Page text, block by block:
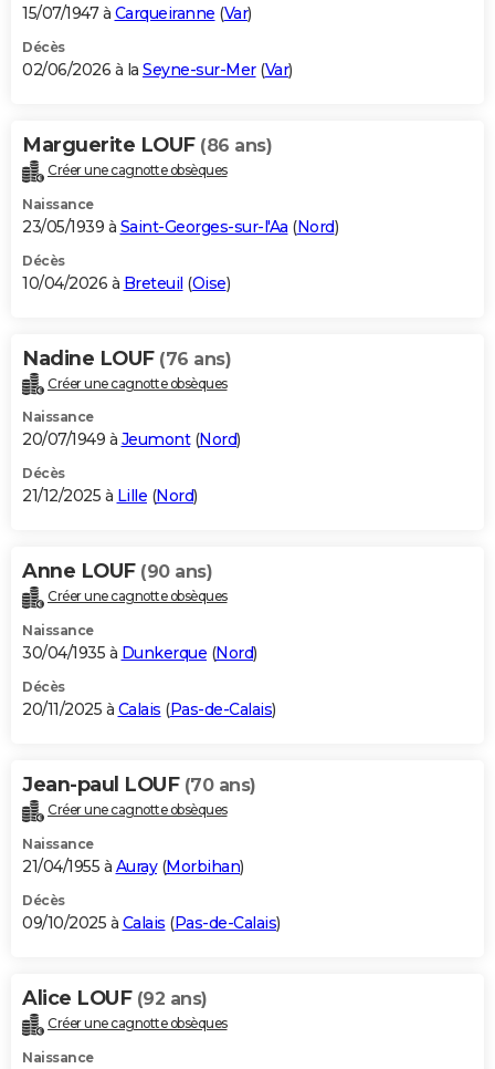
15/07/1947 à Carqueiranne (Var)
Décès
02/06/2026 à la Seyne-sur-Mer(Var)
Marguerite LOUF (86 ans)
Créer une cagnotte obsèques
Naissance
23/05/1939 à Saint-Georges-sur-l'Aa (Nord)
Décès
10/04/2026 à Breteuil (Oise)
Nadine LOUF (76 ans)
Créer une cagnotte obsèques
Naissance
20/07/1949 à Jeumont(Nord)
Décès
21/12/2025 à Lille (Nord)
Anne LOUF (90 ans)
Créer une cagnotte obsèques
Naissance
30/04/1935 à Dunkerque (Nord)
Décès
20/11/2025 à Calais (Pas-de-Calais)
Jean-paul LOUF (70 ans)
Créer une cagnotte obsèques
Naissance
21/04/1955 à Auray(Morbihan)
Décès
09/10/2025 à Calais (Pas-de-Calais)
Alice LOUF (92 ans)
Créer une cagnotte obsèques
Naissance